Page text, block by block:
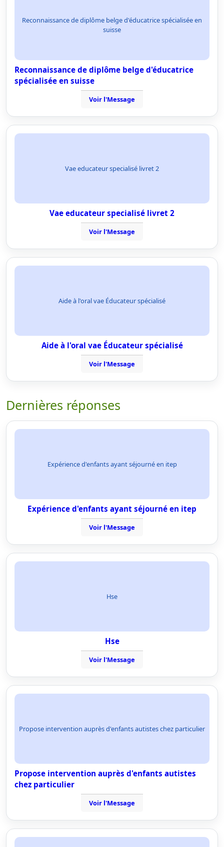
Reconnaissance de diplôme belge d'éducatrice spécialisée en
suisse
Reconnaissance de diplôme belge d'éducatrice
spécialisée en suisse
Voir l'Message
Vae educateur specialisé livret 2
Vae educateur specialisé livret 2
Voir l'Message
Aide à l'oral vae Éducateur spécialisé
Aide à l'oral vae Éducateur spécialisé
Voir l'Message
Dernières réponses
Expérience d'enfants ayant séjourné en itep
Expérience d'enfants ayant séjourné en itep
Voir l'Message
Hse
Hse
Voir l'Message
Propose intervention auprès d'enfants autistes chez particulier
Propose intervention auprès d'enfants autistes
chez particulier
Voir l'Message